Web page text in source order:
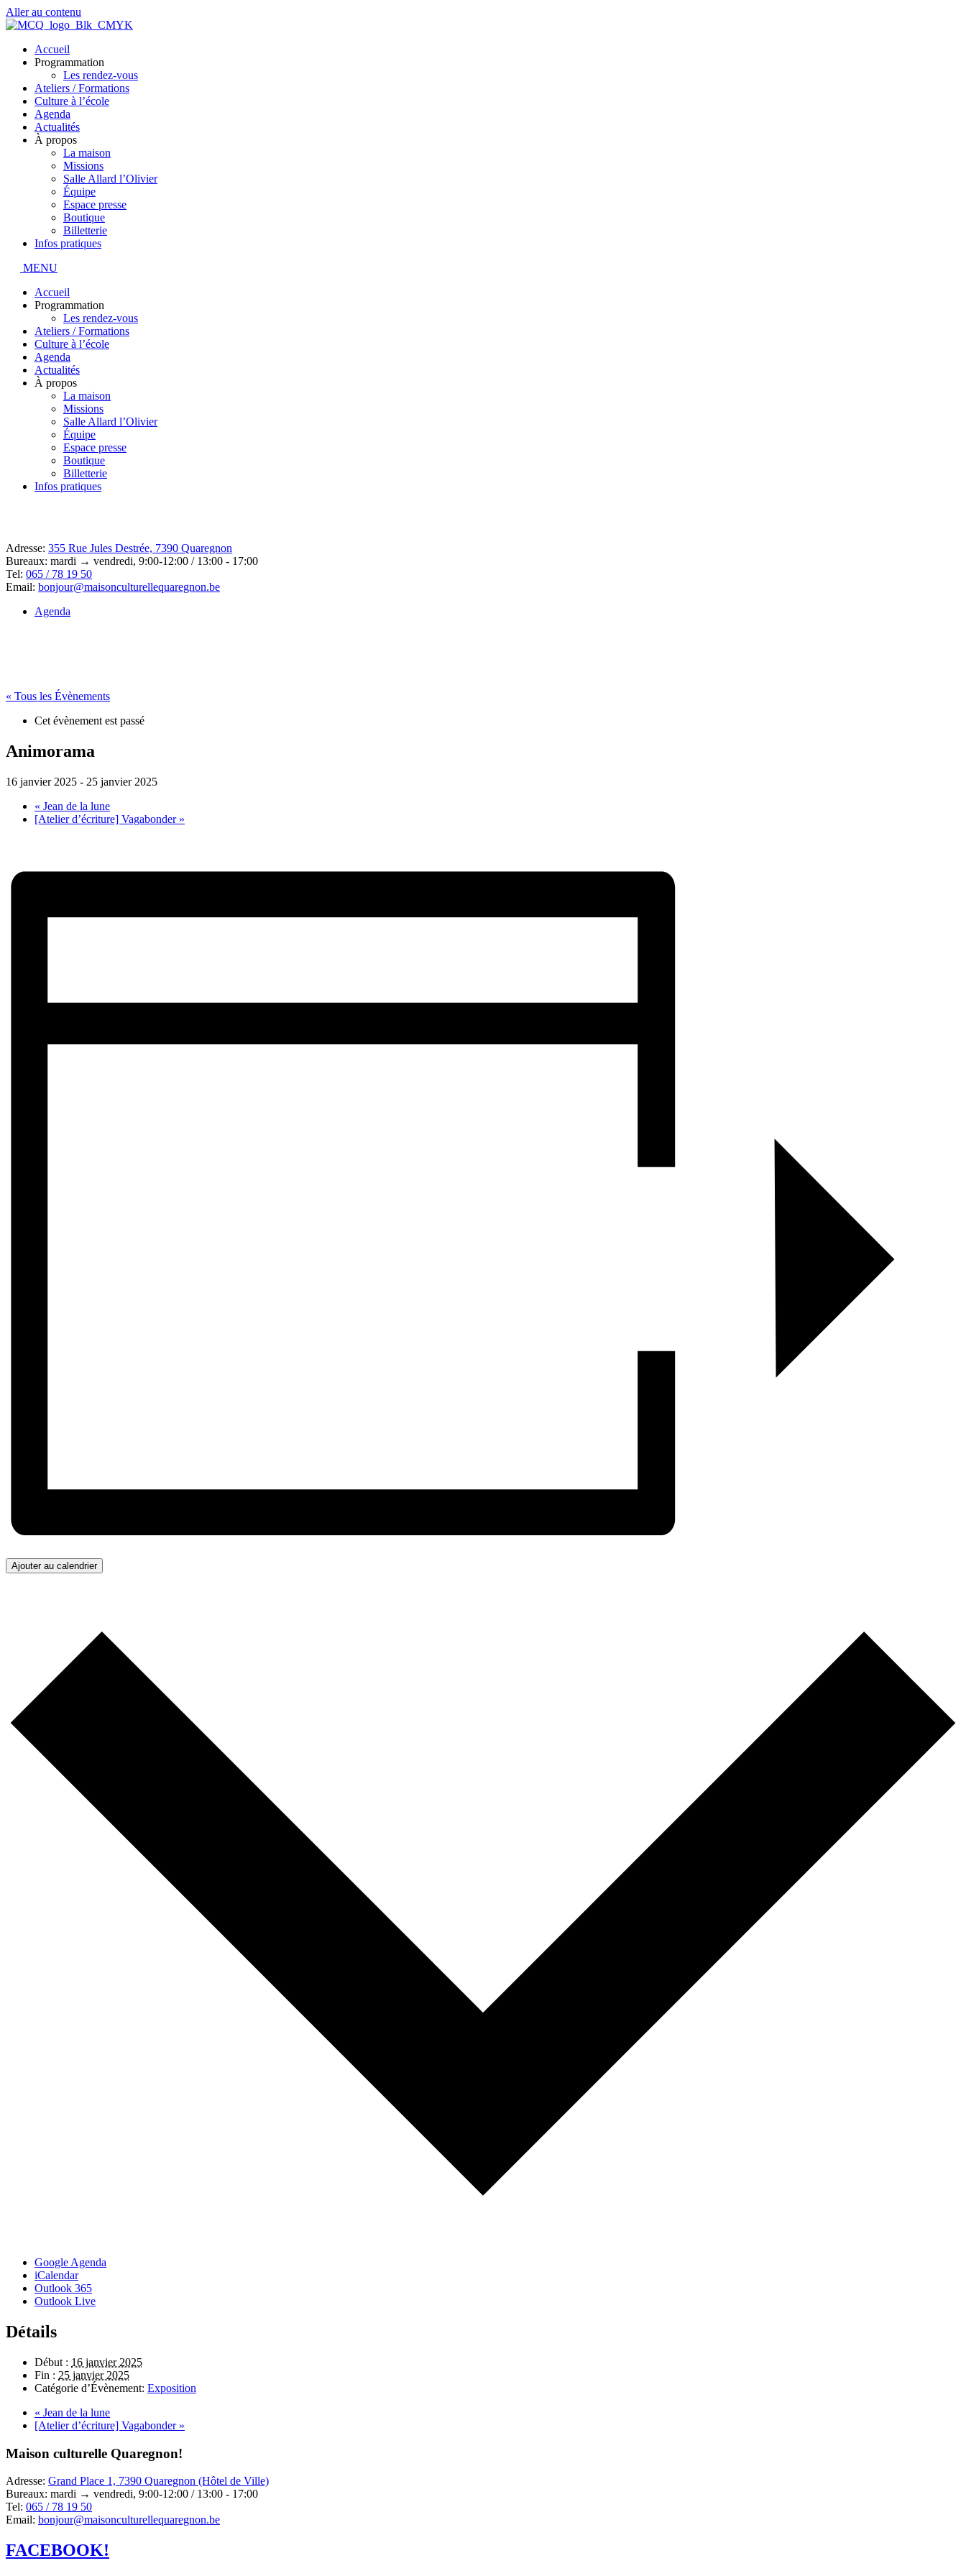
Aller au contenu
Accueil
Programmation
Les rendez-vous
Ateliers / Formations
Culture à l’école
Agenda
Actualités
À propos
La maison
Missions
Salle Allard l’Olivier
Équipe
Espace presse
Boutique
Billetterie
Infos pratiques
MENU
Accueil
Programmation
Les rendez-vous
Ateliers / Formations
Culture à l’école
Agenda
Actualités
À propos
La maison
Missions
Salle Allard l’Olivier
Équipe
Espace presse
Boutique
Billetterie
Infos pratiques
Adresse: 355 Rue Jules Destrée, 7390 Quaregnon
Bureaux: mardi → vendredi, 9:00-12:00 / 13:00 - 17:00
Tel: 065 / 78 19 50
Email: bonjour@maisonculturellequaregnon.be
Agenda
« Tous les Évènements
Cet évènement est passé
Animorama
16 janvier 2025 - 25 janvier 2025
« Jean de la lune
[Atelier d’écriture] Vagabonder »
Ajouter au calendrier
Google Agenda
iCalendar
Outlook 365
Outlook Live
Détails
Début : 16 janvier 2025
Fin : 25 janvier 2025
Catégorie d’Évènement: Exposition
« Jean de la lune
[Atelier d’écriture] Vagabonder »
Maison culturelle Quaregnon!
Adresse: Grand Place 1, 7390 Quaregnon (Hôtel de Ville)
Bureaux: mardi → vendredi, 9:00-12:00 / 13:00 - 17:00
Tel: 065 / 78 19 50
Email: bonjour@maisonculturellequaregnon.be
FACEBOOK!